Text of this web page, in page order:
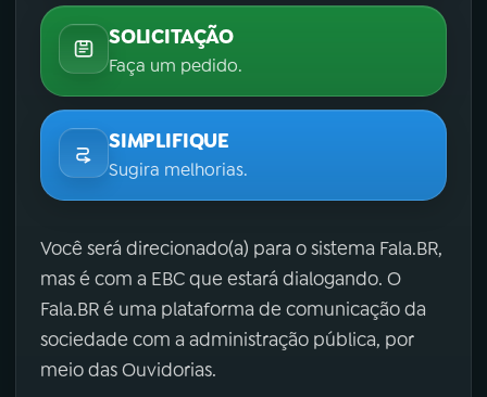
SOLICITAÇÃO
Faça um pedido.
SIMPLIFIQUE
Sugira melhorias.
Você será direcionado(a) para o sistema Fala.BR,
mas é com a EBC que estará dialogando. O
Fala.BR é uma plataforma de comunicação da
sociedade com a administração pública, por
meio das Ouvidorias.